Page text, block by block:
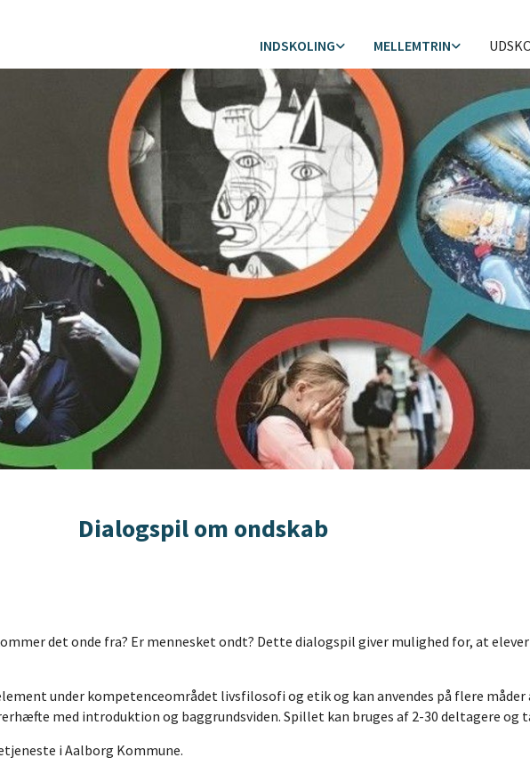
INDSKOLING MELLEMTRIN
Dialogspil om ondskab
det onde fra? Er mennesket ondt? Dette dialogspil giver mulighed for, at
under kompetenceområdet livsfilosofi og etik og kan anvendes på flere
med introduktion og baggrundsviden. Spillet kan bruges af 2-30 deltagere og
i Aalborg Kommune.